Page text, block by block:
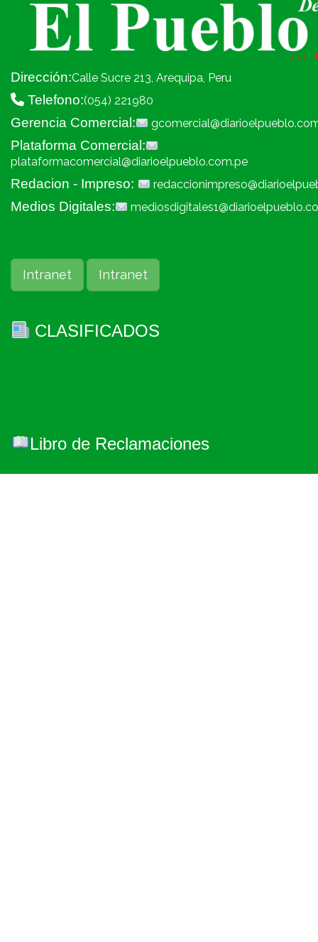
Dirección:Calle Sucre 213, Arequipa, Peru
Telefono:(054) 221980
Gerencia Comercial:
Plataforma Comercial:
plataformacomercial@diarioelpueblo.com.pe
Redacion - Impreso:
Medios Digitales:
Intranet Intranet
CLASIFICADOS
Libro de Reclamaciones